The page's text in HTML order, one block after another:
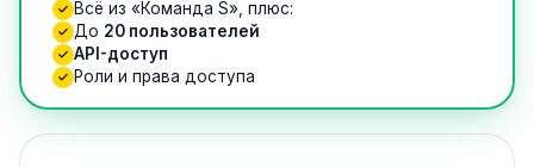
Всё из «Команда S», плюс:
До 20 пользователей
API-доступ
Роли и права доступа